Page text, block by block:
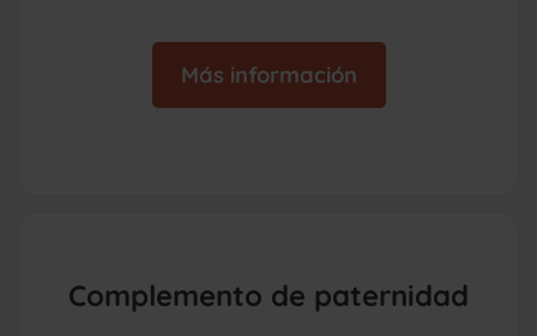
Más información
Complemento de paternidad